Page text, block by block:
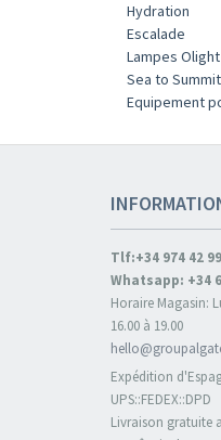
Hydration
Escalade
Lampes Olight
Sea to Summit
Equipement
Tlf:+34 974 42
Whatsapp: +34
Horaire Magasin:
16.00 à 19.00
Expédition
UPS::FEDEX::DPD
Livraison gratuite